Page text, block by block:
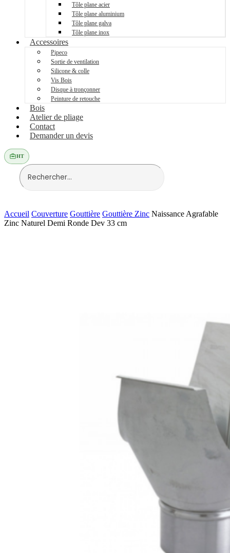
Tôle plane acier
Tôle plane aluminium
Tôle plane galva
Tôle plane inox
Accessoires
Pipeco
Sortie de ventilation
Silicone & colle
Vis Bois
Disque à tronçonner
Peinture de retouche
Bois
Atelier de pliage
Contact
Demander un devis
HT
Accueil Couverture Gouttière Gouttière Zinc Naissance Agrafable
Zinc Naturel Demi Ronde Dev 33 cm